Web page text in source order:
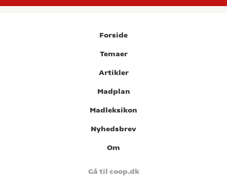
Forside
Temaer
Artikler
Madplan
Madleksikon
Nyhedsbrev
Om
Gå til coop.dk